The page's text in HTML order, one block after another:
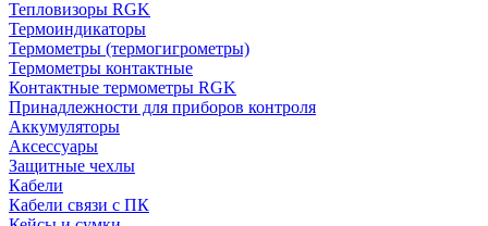
Тепловизоры RGK
Термоиндикаторы
Термометры (термогигрометры)
Термометры контактные
Контактные термометры RGK
Принадлежности для приборов контроля
Аккумуляторы
Аксессуары
Защитные чехлы
Кабели
Кабели связи с ПК